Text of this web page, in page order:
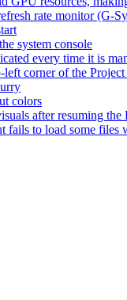
rate monitor (G-
system console
every time it is
corner of the
colors
after resuming the
fails to load some files